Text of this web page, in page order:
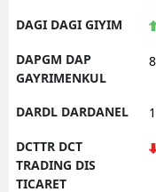
DAGI DAGI GIYIM
DAPGM DAP
GAYRIMENKUL
DARDL DARDANEL
DCTTR DCT
TRADING DIS
TICARET